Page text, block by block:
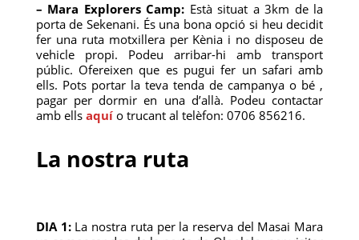
– Mara Explorers Camp: Està situat a 3km de la
porta de Sekenani. És una bona opció si heu decidit
fer una ruta motxillera per Kènia i no disposeu de
vehicle propi. Podeu arribar-hi amb transport
públic. Ofereixen que es pugui fer un safari amb
ells. Pots portar la teva tenda de campanya o bé ,
pagar per dormir en una d’allà. Podeu contactar
amb ells aquío trucant al telèfon: 0706 856216.
La nostra ruta
DIA 1:La nostra ruta per la reserva del Masai Mara